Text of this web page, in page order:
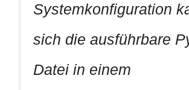
Systemkonfiguration
sich die ausführbare
Datei in einem